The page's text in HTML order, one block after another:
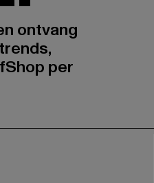
ontvang
per